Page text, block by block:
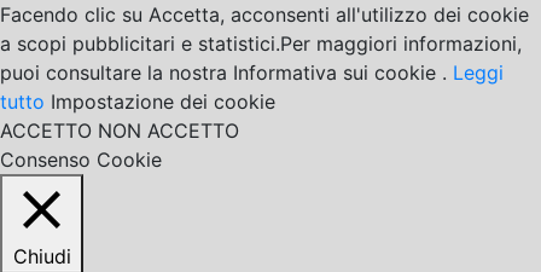
Facendo clic su Accetta, acconsenti all'utilizzo dei cookie
a scopi pubblicitari e statistici.Per maggiori informazioni,
puoi consultare la nostra Informativa sui cookie . Leggi
tutto Impostazione dei cookie
ACCETTO NON ACCETTO
Consenso Cookie
Chiudi